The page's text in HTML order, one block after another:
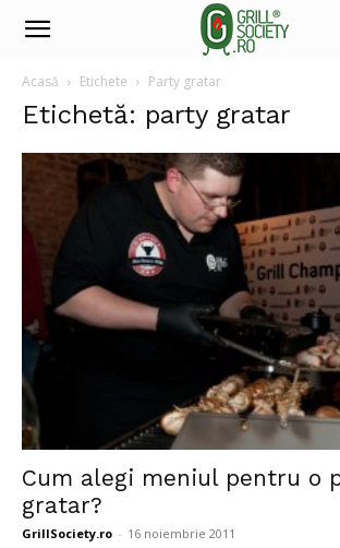
Acasă Etichete Party gratar
Etichetă: party gratar
Cum alegi meniul pentru o
gratar?
GrillSociety.ro - 16 noiembrie 2011